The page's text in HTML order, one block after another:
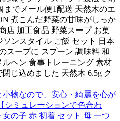
までメール便1配送 天然木のエ
煮こんだ野菜の甘味がしっか
店 加工食品 野菜スープ お菓
ソンスタイル ご飯 セット 日本
スープに スプーン 調味料 和
ヘン 食事トレーニング 素材
じ込めました 天然木 6.5g ク
物なので、安心・綺麗を心が
シミュレーションで色合わ
の子 赤 初着 セット 母 一つ